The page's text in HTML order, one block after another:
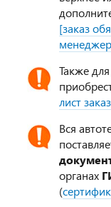
[заказ
Также
лист
Вся
органах
(